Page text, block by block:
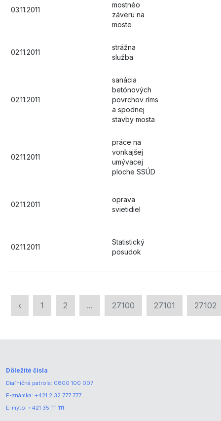
03.11.2011
mostnéo
záveru na
moste
02.11.2011
strážna
služba
02.11.2011
sanácia
betónových
povrchov ríms
a spodnej
stavby mosta
02.11.2011
práce na
vonkajšej
umývacej
ploche SSÚD
02.11.2011
oprava
svietidiel
02.11.2011
Statistický
posudok
‹ 1 2 ... 27100 27101 27102
Dôležité čísla
Diaľničná patrola: 0800 100 007
E-známka: +421 2 32 777 777
E-mýto: +421 35 111 111